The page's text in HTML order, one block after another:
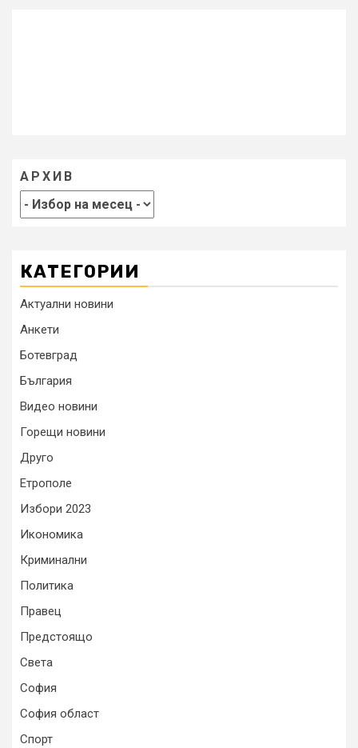
АРХИВ
КАТЕГОРИИ
Актуални новини
Анкети
Ботевград
България
Видео новини
Горещи новини
Друго
Етрополе
Избори 2023
Икономика
Криминални
Политика
Правец
Предстоящо
Света
София
София област
Спорт